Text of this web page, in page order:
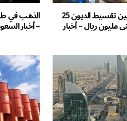
نظام إيرادات الدولة: تمكين تقسيط الديون 25
مليون ريال – أخبار
الذهب في
– أخبار